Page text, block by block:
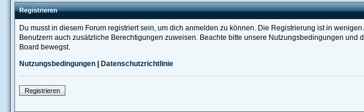
Registrieren
Du musst in diesem Forum registriert sein, um dich anmelden zu können. Die Registrierung ist in
Benutzern auch zusätzliche Berechtigungen zuweisen. Beachte bitte unsere Nutzungsbedingungen
Board bewegst.
Nutzungsbedingungen| Datenschutzrichtlinie
Registrieren